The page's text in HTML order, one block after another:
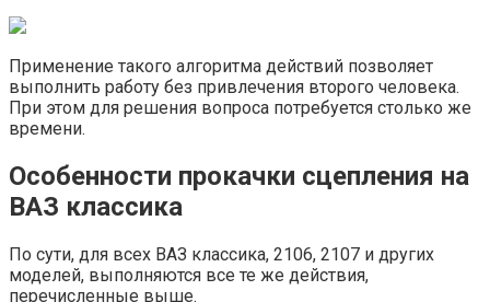
Применение такого алгоритма действий позволяет
выполнить работу без привлечения второго человека.
При этом для решения вопроса потребуется столько же
времени.
Особенности прокачки сцепления на
ВАЗ классика
По сути, для всех ВАЗ классика, 2106, 2107 и других
моделей, выполняются все те же действия,
перечисленные выше.